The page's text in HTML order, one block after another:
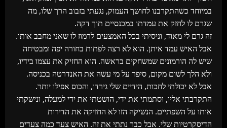
במיוחד כשהתקרבנו לחושך העמוק, נגעתי בזבוב הרך שלו, מה
שגרם לו לחזק את עמדתו במכנסיים תוך דקה.
זה גרם לי מאוד, וניסיתי בכל האמצעים לרמוז לו שאני מחבב אותו.
אבל האיש עמד איתן. הוא לא רצה לפתות בחורה יפה ומבטיחה
שיש לה הורמונים שמשחקים בראשה. הוא החזיק את עצמו בידיו,
ולא הלך לשום מקום, סיפר על מי עשה את האנדרטה בכניסה.
אבל לא יכולתי לחכות, הידיים שלי גירדו, והכוס אפילו יותר.
התקרבתי אליו, וסתמתי את ידי, הושטתי את ידי למעלה, ונישקתי
אותו על השפתיים. הנשיקה הזו לא החזיקה את הדירות
הדיסקרטיות שלי. אבל כבר נתתי את זה. האיש צעד כמה צעדים